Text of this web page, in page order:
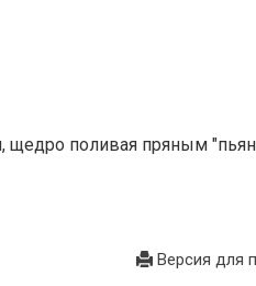
щедро поливая пряным
Версия для